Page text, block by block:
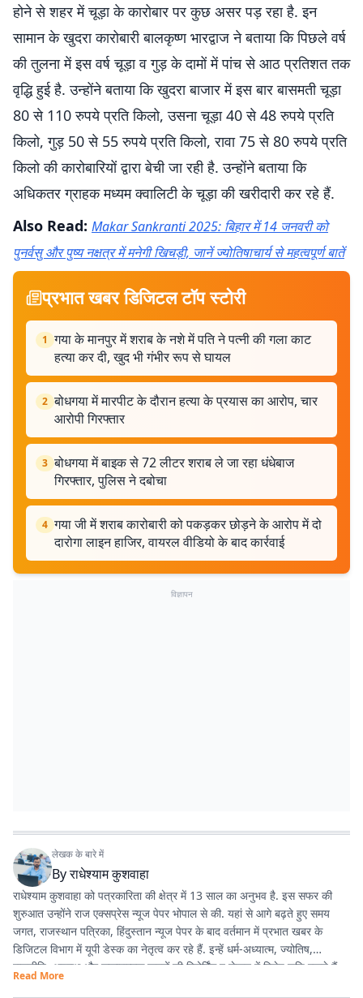
होने से शहर में चूड़ा के कारोबार पर कुछ असर पड़ रहा है. इन
सामान के खुदरा कारोबारी बालकृष्ण भारद्वाज ने बताया कि पिछले वर्ष
की तुलना में इस वर्ष चूड़ा व गुड़ के दामों में पांच से आठ प्रतिशत तक
वृद्धि हुई है. उन्होंने बताया कि खुदरा बाजार में इस बार बासमती चूड़ा
80 से 110 रुपये प्रति किलो, उसना चूड़ा 40 से 48 रुपये प्रति
किलो, गुड़ 50 से 55 रुपये प्रति किलो, रावा 75 से 80 रुपये प्रति
किलो की कारोबारियों द्वारा बेची जा रही है. उन्होंने बताया कि
अधिकतर ग्राहक मध्यम क्वालिटी के चूड़ा की खरीदारी कर रहे हैं.
Also Read: Makar Sankranti 2025: बिहार में 14 जनवरी को
पुनर्वसु और पुष्य नक्षत्र में मनेगी खिचड़ी, जानें ज्योतिषाचार्य से महत्वपूर्ण बातें
प्रभात खबर डिजिटल टॉप स्टोरी
1 गया के मानपुर में शराब के नशे में पति ने पत्नी की गला काट
हत्या कर दी, खुद भी गंभीर रूप से घायल
2 बोधगया में मारपीट के दौरान हत्या के प्रयास का आरोप, चार
आरोपी गिरफ्तार
3 बोधगया में बाइक से 72 लीटर शराब ले जा रहा धंधेबाज
गिरफ्तार, पुलिस ने दबोचा
4 गया जी में शराब कारोबारी को पकड़कर छोड़ने के आरोप में दो
दारोगा लाइन हाजिर, वायरल वीडियो के बाद कार्रवाई
विज्ञापन
लेखक के बारे में
Byराधेश्याम कुशवाहा
राधेश्याम कुशवाहा को पत्रकारिता की क्षेत्र में 13 साल का अनुभव है. इस सफर की
शुरुआत उन्होंने राज एक्सप्रेस न्यूज पेपर भोपाल से की. यहां से आगे बढ़ते हुए समय
जगत, राजस्थान पत्रिका, हिंदुस्तान न्यूज पेपर के बाद वर्तमान में प्रभात खबर के
डिजिटल विभाग में यूपी डेस्क का नेतृत्व कर रहे हैं. इन्हें धर्म-अध्यात्म, ज्योतिष,
राजनीति, अपराध और सकारात्मक खबरों की रिपोर्टिंग व लेखन में विशेष रुचि रखते हैं.
Read More